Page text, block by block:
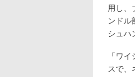
用し、
ンドル
シュハ
「ワ
スで、